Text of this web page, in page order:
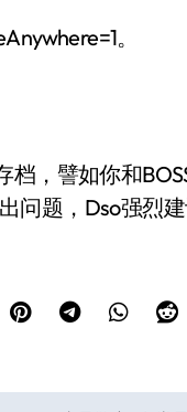
。
，譬如你和
题，Dso强烈建